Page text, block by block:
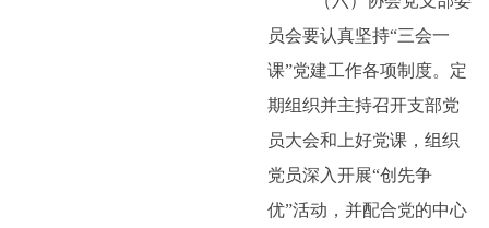
员会要认真坚持“三会一
课”党建工作各项制度。定
期组织并主持召开支部党
员大会和上好党课，组织
党员深入开展“创先争
优”活动，并配合党的中心